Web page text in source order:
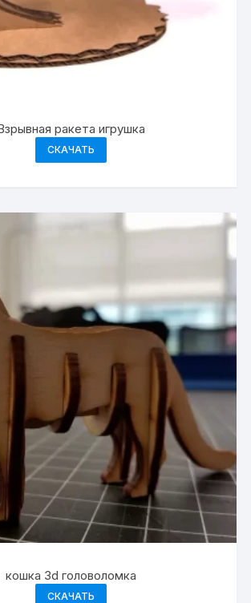
ракета игрушка
СКАЧАТЬ
кошка 3d головоломка
СКАЧАТЬ